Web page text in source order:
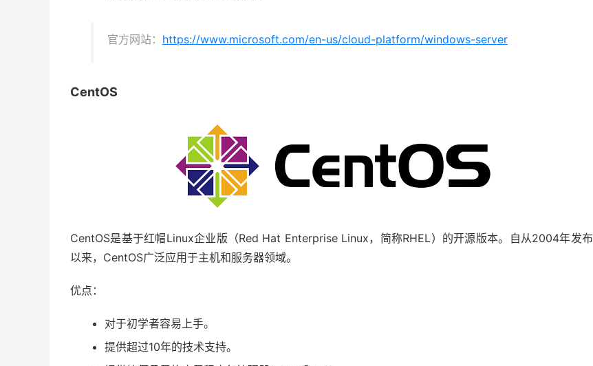
官方网站： https://www.microsoft.com/en-us/cloud-platform/windows-server
CentOS
CentOS是基于红帽Linux企业版（Red Hat Enterprise Linux，简称RHEL）的开源版本。自从2004年发布
以来，CentOS广泛应用于主机和服务器领域。
优点：
对于初学者容易上手。
提供超过10年的技术支持。